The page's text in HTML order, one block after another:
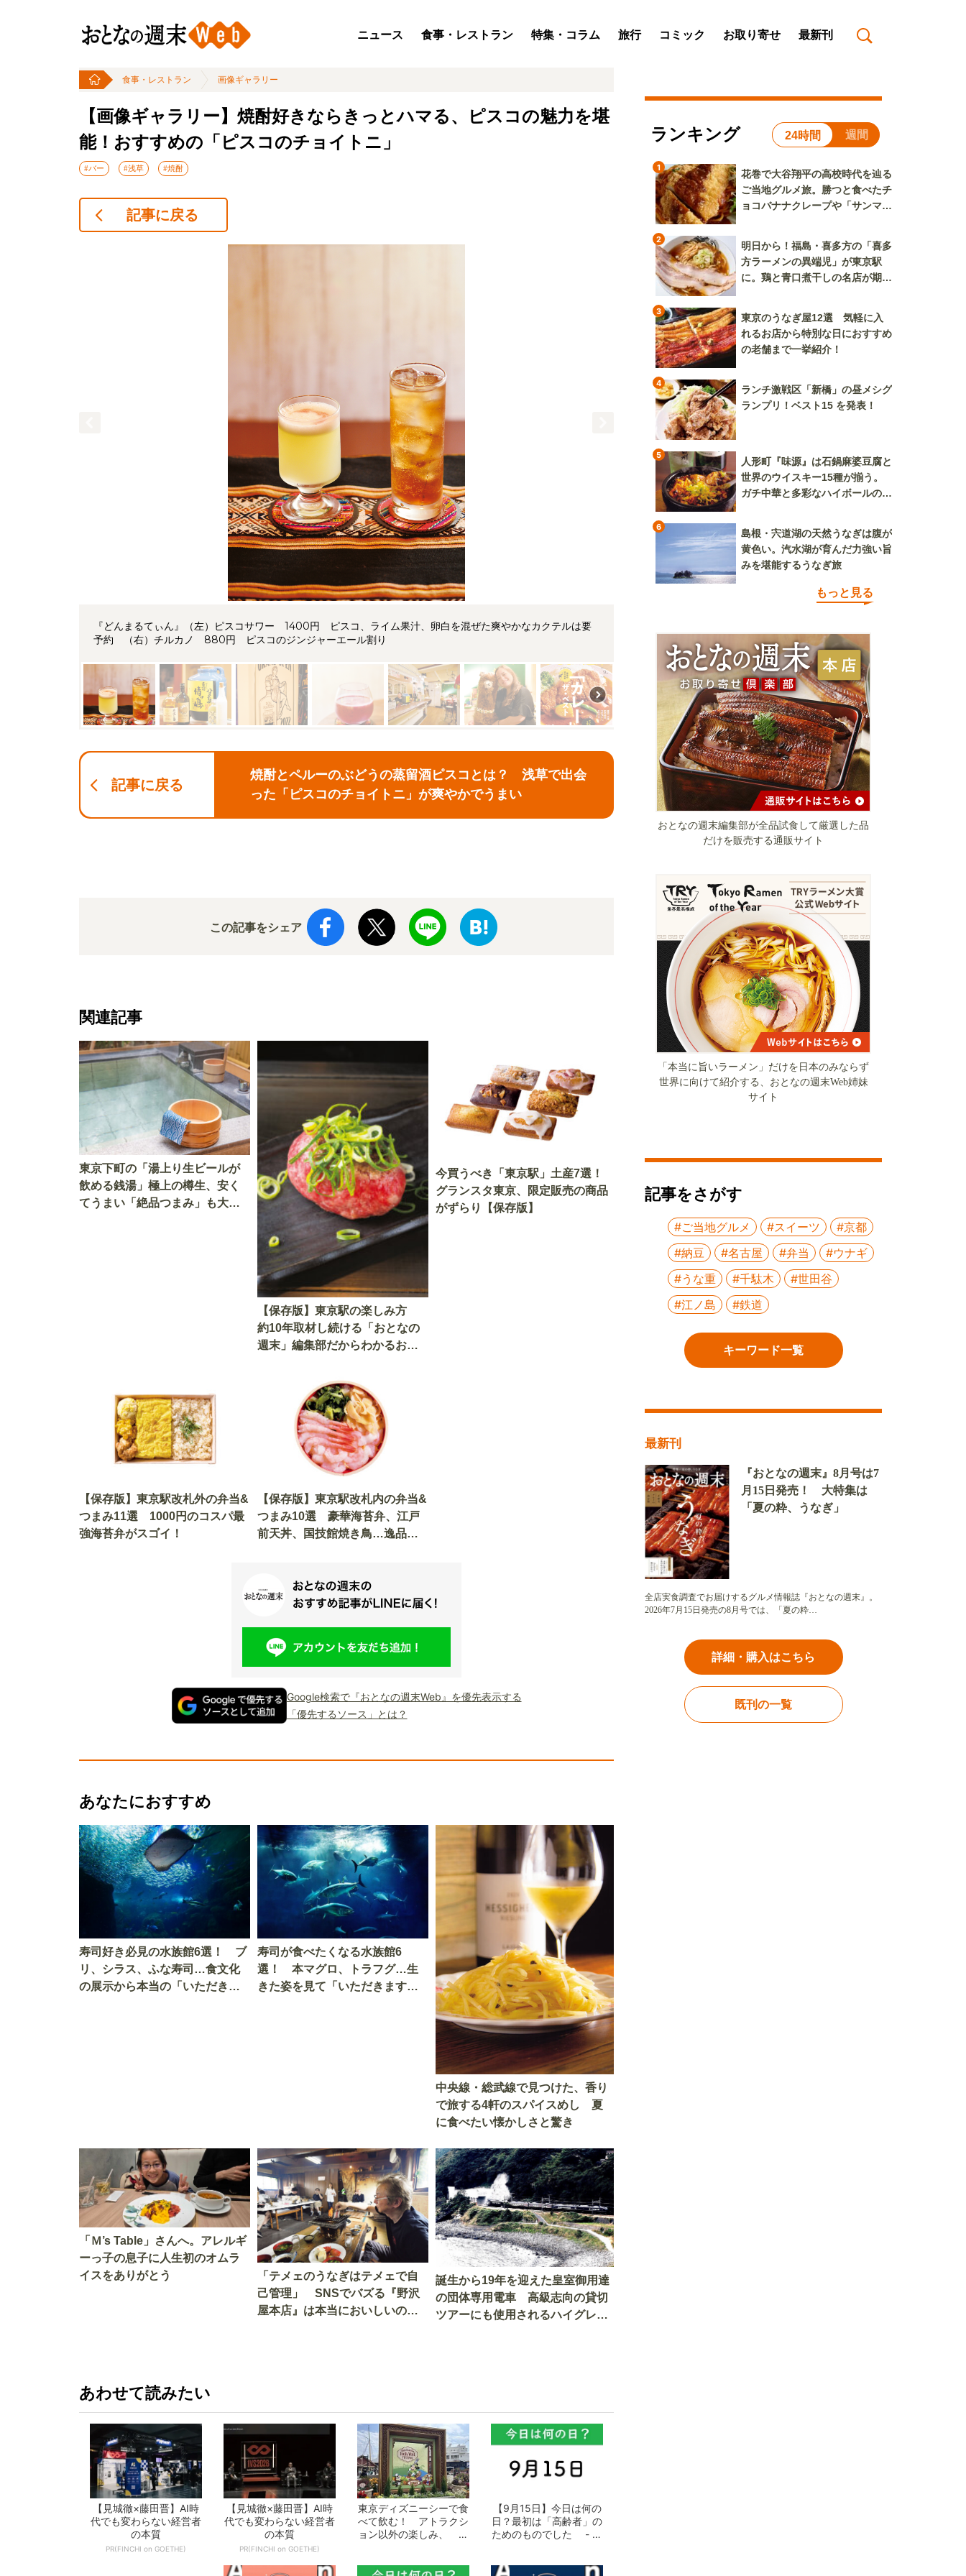
ニュース 食事・レストラン 特集・コラム 旅行 コミック お取り寄せ 最新刊
食事・レストラン 画像ギャラリー
【画像ギャラリー】焼酎好きならきっとハマる、ピスコの魅力を堪
能！おすすめの「ピスコのチョイトニ」
#バー #浅草 #焼酎
記事に戻る
『どんまるてぃん』（左）ピスコサワー 1400円 ピスコ、ライム果汁、卵白を混ぜた爽やかなカクテルは要
予約 （右）チルカノ 880円 ピスコのジンジャーエール割り
記事に戻る
焼酎とペルーのぶどうの蒸留酒ピスコとは？ 浅草で出会
った「ピスコのチョイトニ」が爽やかでうまい
この記事をシェア
関連記事
東京下町の「湯上り生ビールが
飲める銭湯」極上の樽生、安く
てうまい「絶品つまみ」も大公
【保存版】東京駅の楽しみ方
約10年取材し続ける「おとなの
週末」編集部だからわかるおス
今買うべき「東京駅」土産7選！
グランスタ東京、限定販売の商品
がずらり【保存版】
【保存版】東京駅改札外の弁当&
つまみ11選 1000円のコスパ最
強海苔弁がスゴイ！
【保存版】東京駅改札内の弁当&
つまみ10選 豪華海苔弁、江戸
前天丼、国技館焼き鳥…逸品揃
Google検索で『おとなの週末Web』を優先表示する
「優先するソース」とは？
あなたにおすすめ
寿司好き必見の水族館6選！ ブ
リ、シラス、ふな寿司…食文化
の展示から本当の「いただきま
寿司が食べたくなる水族館6
選！ 本マグロ、トラフグ…生
きた姿を見て「いただきます」
中央線・総武線で見つけた、香り
で旅する4軒のスパイスめし 夏
に食べたい懐かしさと驚き
「Ｍ’s Table」さんへ。アレルギ
ーっ子の息子に人生初のオムラ
イスをありがとう
「テメェのうなぎはテメェで自
己管理」 SNSでバズる『野沢
屋本店』は本当においしいの
誕生から19年を迎えた皇室御用達
の団体専用電車 高級志向の貸切
ツアーにも使用されるハイグレー
あわせて読みたい
【見城徹×藤田晋】AI時
代でも変わらない経営者
の本質
PR(FINCHI on GOETHE)
【見城徹×藤田晋】AI時
代でも変わらない経営者
の本質
PR(FINCHI on GOETHE)
東京ディズニーシーで食
べて飲む！ アトラクシ
ョン以外の楽しみ、 食
【9月15日】今日は何の
日？最初は「高齢者」の
ためのものでした - お
ランキング 24時間 週間
1
花巻で大谷翔平の高校時代を辿る
ご当地グルメ旅。勝つと食べたチ
ョコバナナクレープや「サンマー
2
明日から！福島・喜多方の「喜多
方ラーメンの異端児」が東京駅
に。鶏と青口煮干しの名店が期間
3
東京のうなぎ屋12選 気軽に入
れるお店から特別な日におすすめ
の老舗まで一挙紹介！
4
ランチ激戦区「新橋」の昼メシグ
ランプリ！ベスト15 を発表！
5
人形町『味源』は石鍋麻婆豆腐と
世界のウイスキー15種が揃う。
ガチ中華と多彩なハイボールの組
6
島根・宍道湖の天然うなぎは腹が
黄色い。汽水湖が育んだ力強い旨
みを堪能するうなぎ旅
もっと見る
おとなの週末編集部が全品試食して厳選した品
だけを販売する通販サイト
「本当に旨いラーメン」だけを日本のみならず
世界に向けて紹介する、おとなの週末Web姉妹
サイト
記事をさがす
#ご当地グルメ #スイーツ
#京都
#納豆
#名古屋 #弁当
#ウナギ
#うな重
#千駄木
#世田谷
#江ノ島
#鉄道
キーワード一覧
最新刊
『おとなの週末』8月号は7
月15日発売！ 大特集は
「夏の粋、うなぎ」
全店実食調査でお届けするグルメ情報誌『おとなの週末』。
2026年7月15日発売の8月号では、「夏の粋…
詳細・購入はこちら
既刊の一覧